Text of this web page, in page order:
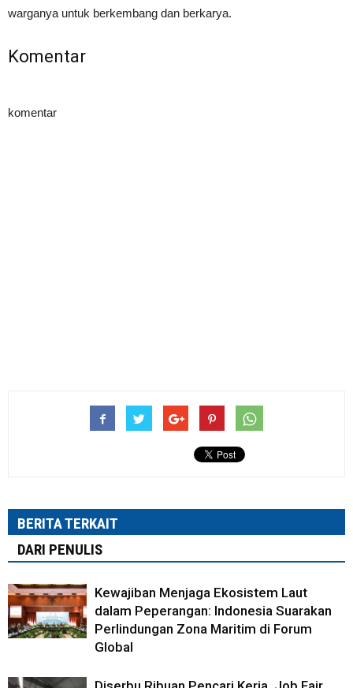
warganya untuk berkembang dan berkarya.
Komentar
komentar
BERITA TERKAIT
DARI PENULIS
Kewajiban Menjaga Ekosistem Laut
dalam Peperangan: Indonesia Suarakan
Perlindungan Zona Maritim di Forum
Global